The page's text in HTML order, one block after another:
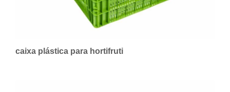
caixa plástica para hortifruti